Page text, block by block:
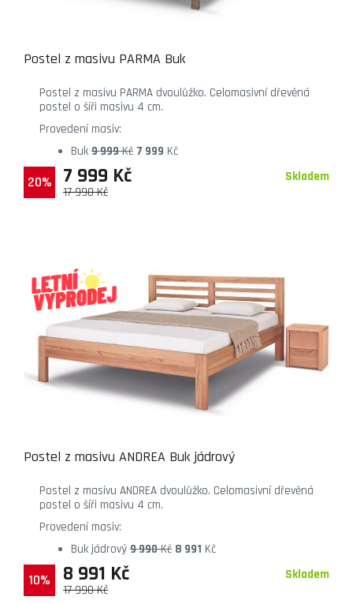
Postel z masivu PARMA Buk
Postel z masivu PARMA dvoulůžko. Celomasivní dřevěná
postel o šíři masivu 4 cm.
Provedení masiv:
Buk 9 999Kč 7 999 Kč
Skladem
20%
17 990 Kč
7 999 Kč
Postel z masivu ANDREA Buk jádrový
Postel z masivu ANDREA dvoulůžko. Celomasivní dřevěná
postel o šíři masivu 4 cm.
Provedení masiv:
Buk jádrový 9 990Kč 8 991 Kč
Skladem
10%
17 990 Kč
8 991 Kč